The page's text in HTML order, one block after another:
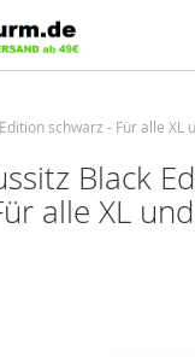
schwarz - Für alle XL
Black
alle XL